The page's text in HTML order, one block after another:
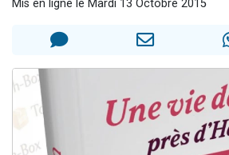
12 nouvelles musiques
Mis en ligne le Mardi 13 Octobre 2015